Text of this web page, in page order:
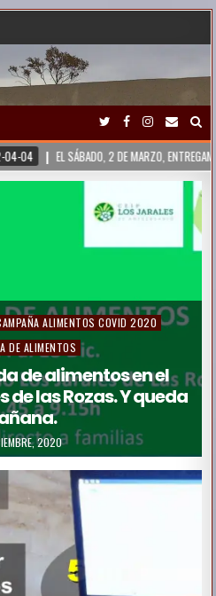
EL SÁBADO, 2 DE MARZO, ENTREGAMOS UN
ALIMENTOS COVID 2020
DE ALIMENTOS
de alimentos en el
de las Rozas. Y queda
2020